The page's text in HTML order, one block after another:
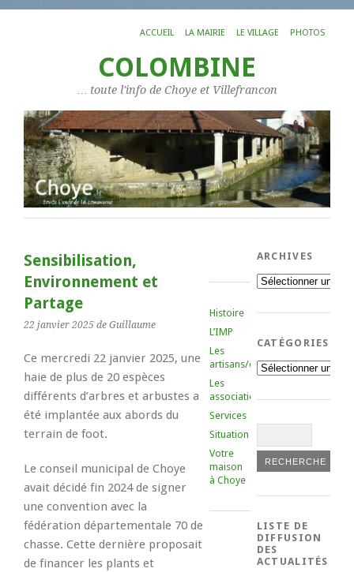
ACCUEIL LA MAIRIE LE VILLAGE PHOTOS
COLOMBINE
… toute l'info de Choye et Villefrancon
Sensibilisation,
Environnement et
Partage
22 janvier 2025 de Guillaume
Ce mercredi 22 janvier 2025, une
haie de plus de 20 espèces
différents d’arbres et arbustes a
été implantée aux abords du
terrain de foot.
Le conseil municipal de Choye
avait décidé fin 2024 de signer
une convention avec la
fédération départementale 70 de
chasse. Cette dernière proposait
de financer les plants et
Histoire
L’IMP
Les
artisans/commerçants
Les
associations
Services
Situation
Votre
maison
à Choye
ARCHIVES
Archives
CATÉGORIES
Catégories
LISTE DE
DIFFUSION
DES
ACTUALITÉS